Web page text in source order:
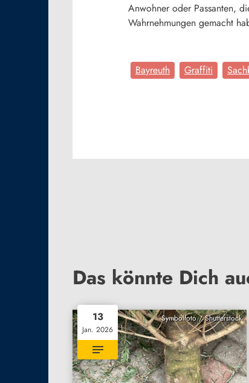
Anwohner oder Passanten,
Wahrnehmungen gemacht
Bayreuth Graffiti
Das könnte Dich
Symbolfoto / Shutterstock
13
Jan. 2026